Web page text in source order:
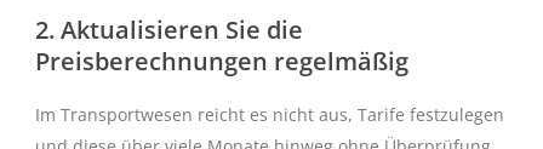
2. Aktualisieren Sie die
Preisberechnungen regelmäßig
Im Transportwesen reicht es nicht aus, Tarife festzulegen